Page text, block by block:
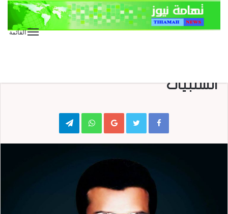
القائمة
السلبيات
Google+
WhatsApp
Telegram